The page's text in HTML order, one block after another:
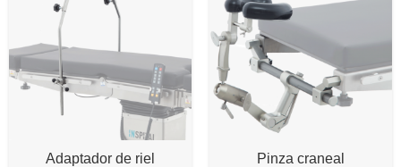
Adaptador de riel
Pinza craneal